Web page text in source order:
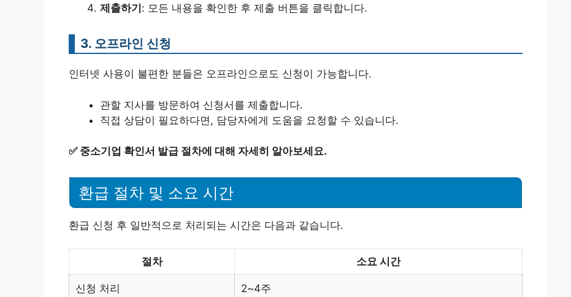
제출하기 : 모든 내용을 확인한 후 제출 버튼을 클릭합니다.
3. 오프라인 신청
인터넷 사용이 불편한 분들은 오프라인으로도 신청이 가능합니다.
관할 지사를 방문하여 신청서를 제출합니다.
직접 상담이 필요하다면, 담당자에게 도움을 요청할 수 있습니다.
✅ 중소기업 확인서 발급 절차에 대해 자세히 알아보세요.
환급 절차 및 소요 시간
환급 신청 후 일반적으로 처리되는 시간은 다음과 같습니다.
절차 소요 시간
신청 처리 2~4주